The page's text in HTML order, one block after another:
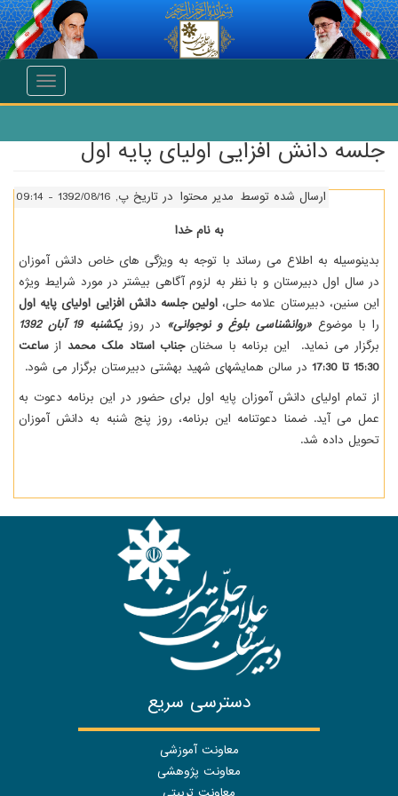
انتقال به محتوای اصلی
Toggle
جلسه دانش افزایی اولیای پایه اول
ارسال شده توسط مدیر محتوا در تاریخ پ, 1392/08/16 - 09:14
به نام خدا
بدینوسیله به اطلاع می رساند با توجه به ویژگی­ های خاص دانش­ آموزان
در سال اول دبیرستان و با نظر به لزوم آگاهی بیشتر در مورد شرایط ویژه
این سنین، دبیرستان علامه حلی، اولین جلسه دانش افزایی اولیای پایه اول
را با موضوع«روانشناسی بلوغ و نوجوانی» در روزیکشنبه 19 آبان 1392
برگزار می نماید. این برنامه با سخنانجناب استاد ملک محمد از ساعت
15:30 تا 17:30
در سالن همایشهای شهید بهشتی دبیرستان برگزار می شود.
از تمام اولیای دانش آموزان پایه اول برای حضور در این برنامه دعوت به
عمل می آید. ضمنا دعوتنامه این برنامه، روز پنج شنبه به دانش آموزان
تحویل داده شد.
دسترسی سریع
معاونت آموزشی
معاونت پژوهشی
معاونت تربیتی